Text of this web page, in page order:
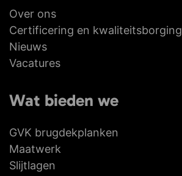
Over ons
Certificering en kwaliteitsborging
Nieuws
Vacatures
Wat bieden we
GVK brugdekplanken
Maatwerk
Slijtlagen